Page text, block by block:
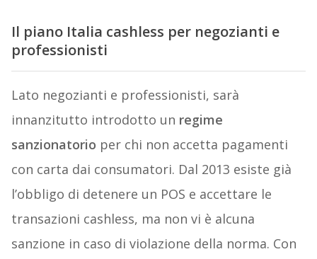
Il piano Italia cashless per negozianti e
professionisti
Lato negozianti e professionisti, sarà
innanzitutto introdotto un regime
sanzionatorio per chi non accetta pagamenti
con carta dai consumatori. Dal 2013 esiste già
l’obbligo di detenere un POS e accettare le
transazioni cashless, ma non vi è alcuna
sanzione in caso di violazione della norma. Con